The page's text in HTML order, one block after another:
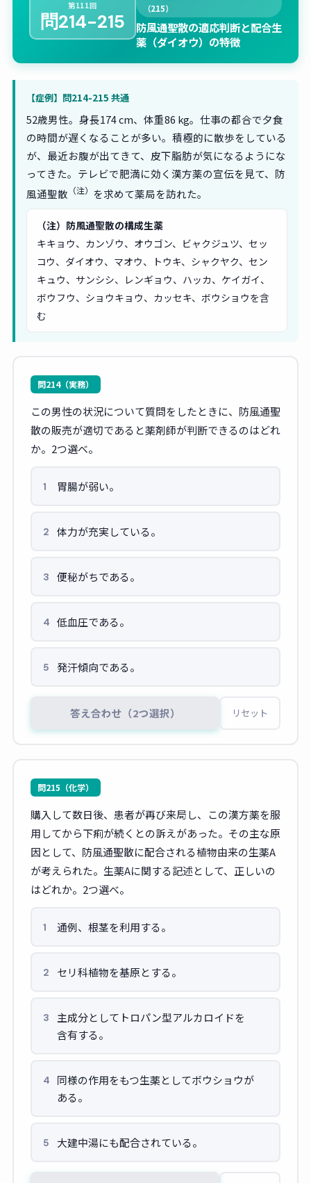
第111回
問214-215
（215）
防風通聖散の適応判断と配合生
薬（ダイオウ）の特徴
【症例】問214-215 共通
52歳男性。身長174 cm、体重86 kg。仕事の都合で夕食
の時間が遅くなることが多い。積極的に散歩をしている
が、最近お腹が出てきて、皮下脂肪が気になるようにな
ってきた。テレビで肥満に効く漢方薬の宣伝を見て、防
風通聖散 （注） を求めて薬局を訪れた。
（注）防風通聖散の構成生薬
キキョウ、カンゾウ、オウゴン、ビャクジュツ、セッ
コウ、ダイオウ、マオウ、トウキ、シャクヤク、セン
キュウ、サンシシ、レンギョウ、ハッカ、ケイガイ、
ボウフウ、ショウキョウ、カッセキ、ボウショウを含
む
問214（実務）
この男性の状況について質問をしたときに、防風通聖
散の販売が適切であると薬剤師が判断できるのはどれ
か。2つ選べ。
1 胃腸が弱い。
2 体力が充実している。
3 便秘がちである。
4 低血圧である。
5 発汗傾向である。
答え合わせ（2つ選択） リセット
問215（化学）
購入して数日後、患者が再び来局し、この漢方薬を服
用してから下痢が続くとの訴えがあった。その主な原
因として、防風通聖散に配合される植物由来の生薬A
が考えられた。生薬Aに関する記述として、正しいの
はどれか。2つ選べ。
1 通例、根茎を利用する。
2 セリ科植物を基原とする。
3
主成分としてトロパン型アルカロイドを
含有する。
4
同様の作用をもつ生薬としてボウショウが
ある。
5 大建中湯にも配合されている。